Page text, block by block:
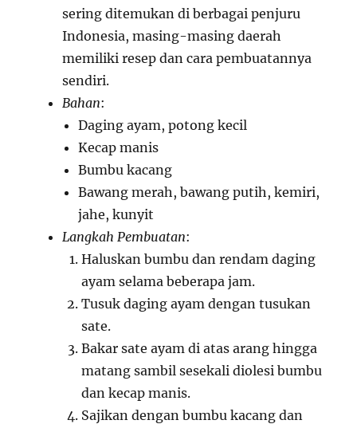
sering ditemukan di berbagai penjuru
Indonesia, masing-masing daerah
memiliki resep dan cara pembuatannya
sendiri.
Bahan:
Daging ayam, potong kecil
Kecap manis
Bumbu kacang
Bawang merah, bawang putih, kemiri,
jahe, kunyit
Langkah Pembuatan:
Haluskan bumbu dan rendam daging
ayam selama beberapa jam.
Tusuk daging ayam dengan tusukan
sate.
Bakar sate ayam di atas arang hingga
matang sambil sesekali diolesi bumbu
dan kecap manis.
Sajikan dengan bumbu kacang dan